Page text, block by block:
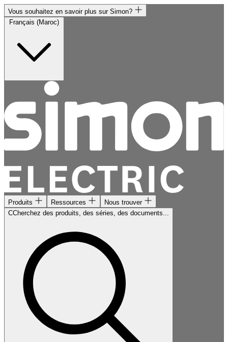
Vous souhaitez en savoir plus sur Simon?
Produits Ressources
Nous trouver
CCherchez des produits, des séries, des documents...